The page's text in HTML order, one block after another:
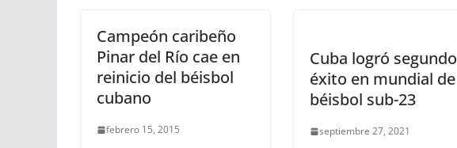
Campeón caribeño
Pinar del Río cae en
reinicio del béisbol
cubano
febrero 15, 2015
Cuba logró segundo
éxito en mundial de
béisbol sub-23
septiembre 27, 2021